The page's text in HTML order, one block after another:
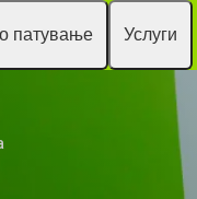
патување Услуги